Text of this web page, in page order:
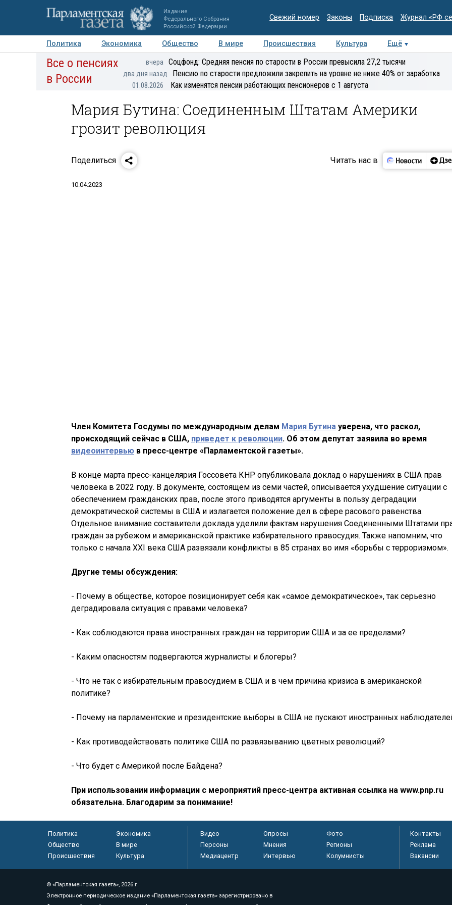
Издание
Федерального Собрания
Российской Федерации
Свежий номер Законы Подписка Журнал «РФ
Политика Экономика Общество В мире Происшествия Культура
Ещё
Авторы Персоны Мнения Регионы Медиацентр Интервью Колумнисты
Все о пенсиях
в России
вчера Соцфонд: Средняя пенсия по старости в России превысила 27,2 тысячи
два дня назад Пенсию по старости предложили закрепить на уровне не ниже 40% от заработка
01.08.2026 Как изменятся пенсии работающих пенсионеров с 1 августа
Мария Бутина: Соединенным Штатам Америки
грозит революция
Поделиться Читать нас в
10.04.2023
Член Комитета Госдумы по международным делам Мария Бутина уверена, что раскол,
происходящий сейчас в США, приведет к революции. Об этом депутат заявила во время
видеоинтервью в пресс-центре «Парламентской газеты».
В конце марта пресс-канцелярия Госсовета КНР опубликовала доклад о нарушениях в США прав
человека в 2022 году. В документе, состоящем из семи частей, описывается ухудшение ситуации с
обеспечением гражданских прав, после этого приводятся аргументы в пользу деградации
демократической системы в США и излагается положение дел в сфере расового равенства.
Отдельное внимание составители доклада уделили фактам нарушения Соединенными Штатами
граждан за рубежом и американской практике избирательного правосудия. Также напомним, что
только с начала XXI века США развязали конфликты в 85 странах во имя «борьбы с терроризмом».
Другие темы обсуждения:
- Почему в обществе, которое позиционирует себя как «самое демократическое», так серьезно
деградировала ситуация с правами человека?
- Как соблюдаются права иностранных граждан на территории США и за ее пределами?
- Каким опасностям подвергаются журналисты и блогеры?
- Что не так с избирательным правосудием в США и в чем причина кризиса в американской
политике?
- Почему на парламентские и президентские выборы в США не пускают иностранных
- Как противодействовать политике США по развязыванию цветных революций?
- Что будет с Америкой после Байдена?
При использовании информации с мероприятий пресс-центра активная ссылка на www.pnp.ru
обязательна. Благодарим за понимание!
Политика
Экономика
Общество
В мире
Происшествия
Культура
Видео Опросы
Фото
Персоны
Мнения
Регионы
Медиацентр
Интервью Колумнисты
Контакты
Реклама
Вакансии
© «Парламентская газета», 2026 г.
Электронное периодическое издание «Парламентская газета» зарегистрировано в